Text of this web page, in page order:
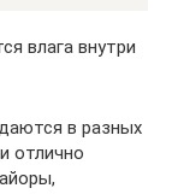
влага внутри
в разных
отлично